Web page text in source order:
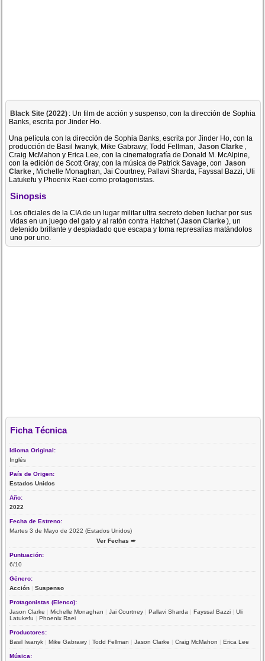
Black Site (2022) : Un film de acción y suspenso, con la dirección de Sophia
Banks, escrita por Jinder Ho.
Una película con la dirección de Sophia Banks, escrita por Jinder Ho, con la
producción de Basil Iwanyk, Mike Gabrawy, Todd Fellman, Jason Clarke ,
Craig McMahon y Erica Lee, con la cinematografía de Donald M. McAlpine,
con la edición de Scott Gray, con la música de Patrick Savage, con Jason
Clarke , Michelle Monaghan, Jai Courtney, Pallavi Sharda, Fayssal Bazzi, Uli
Latukefu y Phoenix Raei como protagonistas.
Sinopsis
Los oficiales de la CIA de un lugar militar ultra secreto deben luchar por sus
vidas en un juego del gato y al ratón contra Hatchet (Jason Clarke), un
detenido brillante y despiadado que escapa y toma represalias matándolos
uno por uno.
Ficha Técnica
Idioma Original:
Inglés
País de Origen:
Estados Unidos
Año:
2022
Fecha de Estreno:
Martes 3 de Mayo de 2022 (Estados Unidos)
Ver Fechas ➨
Puntuación:
6/10
Género:
Acción |Suspenso
Protagonistas (Elenco):
Jason Clarke |Michelle Monaghan |Jai Courtney |Pallavi Sharda |Fayssal Bazzi |Uli
Latukefu |Phoenix Raei
Productores:
Basil Iwanyk |Mike Gabrawy |Todd Fellman |Jason Clarke |Craig McMahon |Erica Lee
Música: